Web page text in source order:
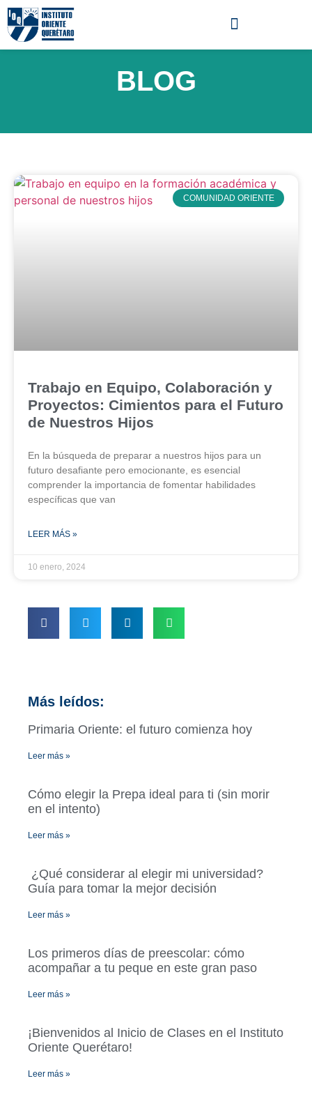
BLOG
COMUNIDAD ORIENTE
Trabajo en Equipo, Colaboración y
Proyectos: Cimientos para el Futuro
de Nuestros Hijos
En la búsqueda de preparar a nuestros hijos para un
futuro desafiante pero emocionante, es esencial
comprender la importancia de fomentar habilidades
específicas que van
LEER MÁS »
10 enero, 2024
Más leídos:
Primaria Oriente: el futuro comienza hoy
Leer más »
Cómo elegir la Prepa ideal para ti (sin morir
en el intento)
Leer más »
¿Qué considerar al elegir mi universidad?
Guía para tomar la mejor decisión
Leer más »
Los primeros días de preescolar: cómo
acompañar a tu peque en este gran paso
Leer más »
¡Bienvenidos al Inicio de Clases en el Instituto
Oriente Querétaro!
Leer más »